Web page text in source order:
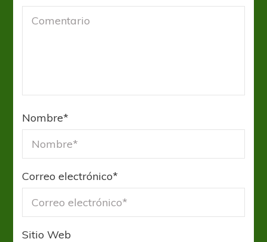
Nombre*
Correo electrónico*
Sitio Web